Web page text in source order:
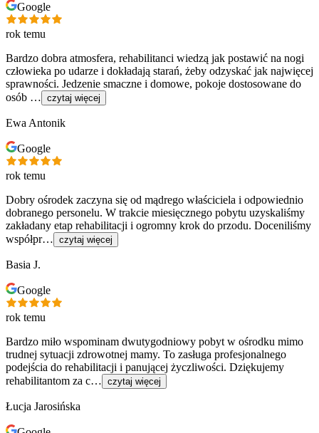
Google
rok temu
Bardzo dobra atmosfera, rehabilitanci wiedzą jak postawić na nogi
człowieka po udarze i dokładają starań, żeby odzyskać jak najwięcej
sprawności. Jedzenie smaczne i domowe, pokoje dostosowane do
osób … czytaj więcej
Ewa Antonik
Google
rok temu
Dobry ośrodek zaczyna się od mądrego właściciela i odpowiednio
dobranego personelu. W trakcie miesięcznego pobytu uzyskaliśmy
zakładany etap rehabilitacji i ogromny krok do przodu. Doceniliśmy
współpr… czytaj więcej
Basia J.
Google
rok temu
Bardzo miło wspominam dwutygodniowy pobyt w ośrodku mimo
trudnej sytuacji zdrowotnej mamy. To zasługa profesjonalnego
podejścia do rehabilitacji i panującej życzliwości. Dziękujemy
rehabilitantom za c… czytaj więcej
Łucja Jarosińska